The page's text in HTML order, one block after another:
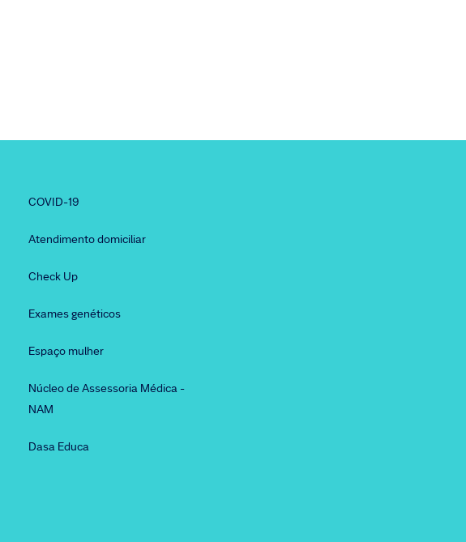
COVID-19
Atendimento domiciliar
Check Up
Exames genéticos
Espaço mulher
Núcleo de Assessoria Médica -
NAM
Dasa Educa